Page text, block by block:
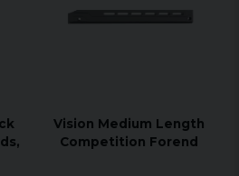
Vision Medium Length
Competition Forend